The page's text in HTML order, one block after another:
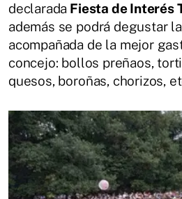
declarada Fiesta de Interés
además se podrá degustar
acompañada de la mejor
concejo: bollos preñaos,
quesos, boroñas, chorizos,